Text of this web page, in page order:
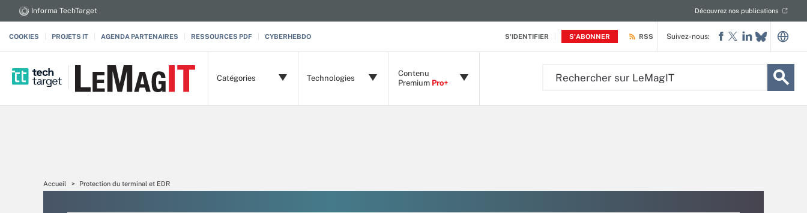
S'IDENTIFIER S'ABONNER
Informa TechTarget Découvrez nos publications
COOKIES PROJETS IT AGENDA PARTENAIRES RESSOURCES PDF CYBERHEBDO RSS
Catégories Technologies
Contenu
Premium Pro+
Suivez-nous:
Accueil Protection du terminal et EDR